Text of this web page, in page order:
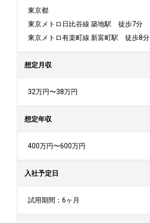
東京都
東京メトロ日比谷線 築地駅　徒歩7分
東京メトロ有楽町線 新富町駅　徒歩8分
想定月収
32万円〜38万円
想定年収
400万円〜600万円
入社予定日
試用期間：6ヶ月